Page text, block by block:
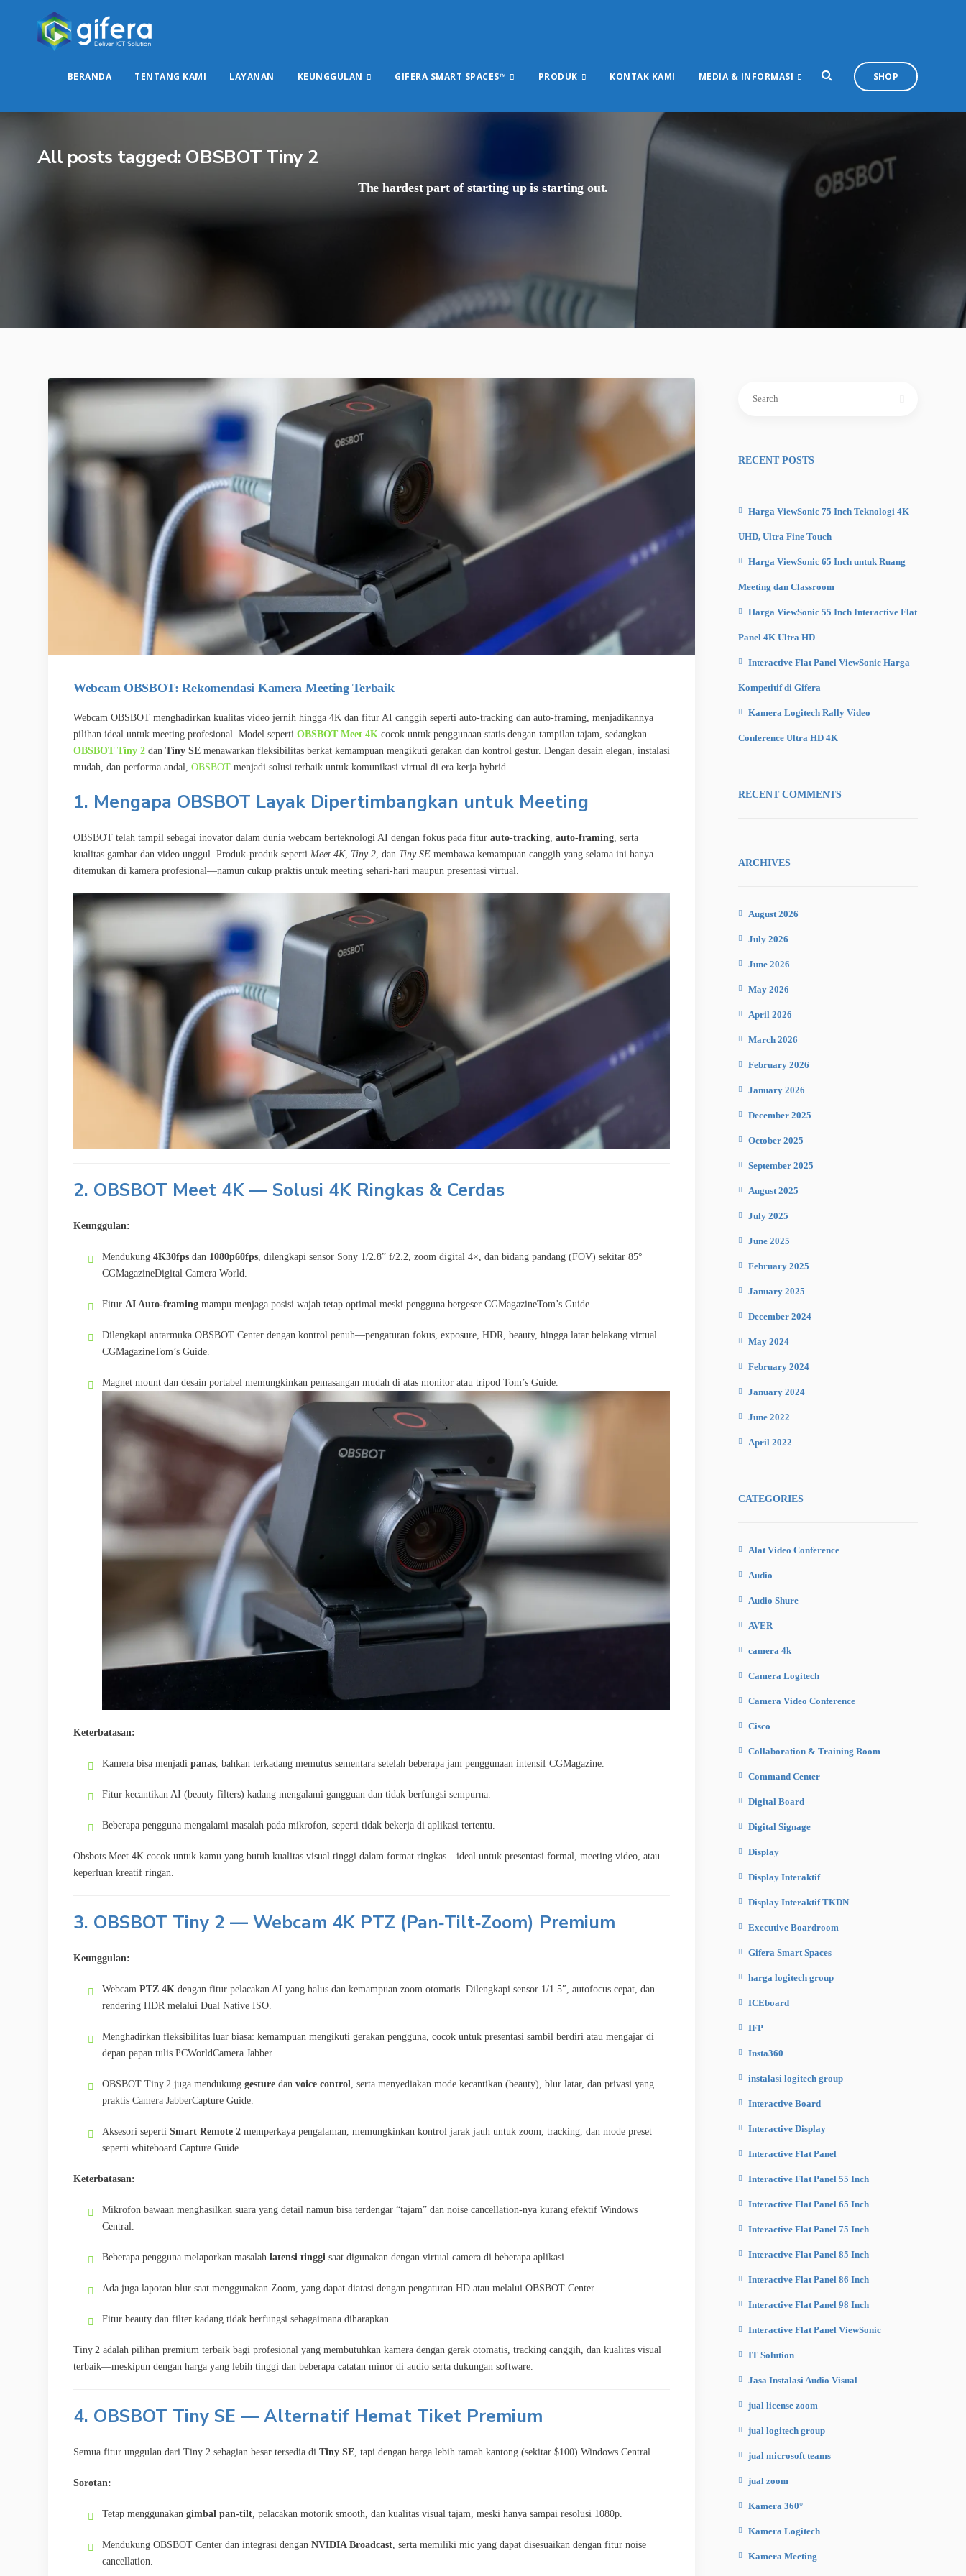
BERANDA TENTANG KAMI LAYANAN KEUNGGULAN GIFERA SMART SPACES™ PRODUK KONTAK KAMI MEDIA & INFORMASI SHOP
All posts tagged: OBSBOT Tiny 2
The hardest part of starting up is starting out.
Webcam OBSBOT: Rekomendasi Kamera Meeting Terbaik
Webcam OBSBOT menghadirkan kualitas video jernih hingga 4K dan fitur AI canggih seperti auto-tracking dan auto-framing, menjadikannya
pilihan ideal untuk meeting profesional. Model seperti OBSBOT Meet 4K cocok untuk penggunaan statis dengan tampilan tajam, sedangkan
OBSBOT Tiny 2 dan Tiny SE menawarkan fleksibilitas berkat kemampuan mengikuti gerakan dan kontrol gestur. Dengan desain elegan, instalasi
mudah, dan performa andal, OBSBOT menjadi solusi terbaik untuk komunikasi virtual di era kerja hybrid.
1. Mengapa OBSBOT Layak Dipertimbangkan untuk Meeting
OBSBOT telah tampil sebagai inovator dalam dunia webcam berteknologi AI dengan fokus pada fitur auto-tracking auto-framing , serta
kualitas gambar dan video unggul. Produk-produk seperti Meet 4K, Tiny 2 , dan Tiny SE membawa kemampuan canggih yang selama ini hanya
ditemukan di kamera profesional—namun cukup praktis untuk meeting sehari-hari maupun presentasi virtual.
2. OBSBOT Meet 4K — Solusi 4K Ringkas & Cerdas
Keunggulan:
Mendukung 4K30fps dan 1080p60fps, dilengkapi sensor Sony 1/2.8” f/2.2, zoom digital 4×, dan bidang pandang (FOV) sekitar 85°
CGMagazineDigital Camera World.
Fitur AI Auto-framing mampu menjaga posisi wajah tetap optimal meski pengguna bergeser CGMagazineTom’s Guide.
Dilengkapi antarmuka OBSBOT Center dengan kontrol penuh—pengaturan fokus, exposure, HDR, beauty, hingga latar belakang virtual
CGMagazineTom’s Guide.
Magnet mount dan desain portabel memungkinkan pemasangan mudah di atas monitor atau tripod Tom’s Guide.
Keterbatasan:
Kamera bisa menjadi panas, bahkan terkadang memutus sementara setelah beberapa jam penggunaan intensif CGMagazine.
Fitur kecantikan AI (beauty filters) kadang mengalami gangguan dan tidak berfungsi sempurna.
Beberapa pengguna mengalami masalah pada mikrofon, seperti tidak bekerja di aplikasi tertentu.
Obsbots Meet 4K cocok untuk kamu yang butuh kualitas visual tinggi dalam format ringkas—ideal untuk presentasi formal, meeting video, atau
keperluan kreatif ringan.
3. OBSBOT Tiny 2 — Webcam 4K PTZ (Pan‑Tilt‑Zoom) Premium
Keunggulan:
Webcam PTZ 4K dengan fitur pelacakan AI yang halus dan kemampuan zoom otomatis. Dilengkapi sensor 1/1.5″, autofocus cepat, dan
rendering HDR melalui Dual Native ISO.
Menghadirkan fleksibilitas luar biasa: kemampuan mengikuti gerakan pengguna, cocok untuk presentasi sambil berdiri atau mengajar di
depan papan tulis PCWorldCamera Jabber.
OBSBOT Tiny 2 juga mendukung gesture dan voice control, serta menyediakan mode kecantikan (beauty), blur latar, dan privasi yang
praktis Camera JabberCapture Guide.
Aksesori seperti Smart Remote 2 memperkaya pengalaman, memungkinkan kontrol jarak jauh untuk zoom, tracking, dan mode preset
seperti whiteboard Capture Guide.
Keterbatasan:
Mikrofon bawaan menghasilkan suara yang detail namun bisa terdengar “tajam” dan noise cancellation-nya kurang efektif Windows
Central.
Beberapa pengguna melaporkan masalah latensi tinggi saat digunakan dengan virtual camera di beberapa aplikasi.
Ada juga laporan blur saat menggunakan Zoom, yang dapat diatasi dengan pengaturan HD atau melalui OBSBOT Center .
Fitur beauty dan filter kadang tidak berfungsi sebagaimana diharapkan.
Tiny 2 adalah pilihan premium terbaik bagi profesional yang membutuhkan kamera dengan gerak otomatis, tracking canggih, dan kualitas visual
terbaik—meskipun dengan harga yang lebih tinggi dan beberapa catatan minor di audio serta dukungan software.
4. OBSBOT Tiny SE — Alternatif Hemat Tiket Premium
Semua fitur unggulan dari Tiny 2 sebagian besar tersedia di Tiny SE, tapi dengan harga lebih ramah kantong (sekitar $100) Windows Central.
Sorotan:
Tetap menggunakan gimbal pan‑tilt, pelacakan motorik smooth, dan kualitas visual tajam, meski hanya sampai resolusi 1080p.
Mendukung OBSBOT Center dan integrasi dengan NVIDIA Broadcast, serta memiliki mic yang dapat disesuaikan dengan fitur noise
cancellation.
RECENT POSTS
Harga ViewSonic 75 Inch Teknologi 4K
UHD, Ultra Fine Touch
Harga ViewSonic 65 Inch untuk Ruang
Meeting dan Classroom
Harga ViewSonic 55 Inch Interactive Flat
Panel 4K Ultra HD
Interactive Flat Panel ViewSonic Harga
Kompetitif di Gifera
Kamera Logitech Rally Video
Conference Ultra HD 4K
RECENT COMMENTS
ARCHIVES
August 2026
July 2026
June 2026
May 2026
April 2026
March 2026
February 2026
January 2026
December 2025
October 2025
September 2025
August 2025
July 2025
June 2025
February 2025
January 2025
December 2024
May 2024
February 2024
January 2024
June 2022
April 2022
CATEGORIES
Alat Video Conference
Audio
Audio Shure
AVER
camera 4k
Camera Logitech
Camera Video Conference
Cisco
Collaboration & Training Room
Command Center
Digital Board
Digital Signage
Display
Display Interaktif
Display Interaktif TKDN
Executive Boardroom
Gifera Smart Spaces
harga logitech group
ICEboard
IFP
Insta360
instalasi logitech group
Interactive Board
Interactive Display
Interactive Flat Panel
Interactive Flat Panel 55 Inch
Interactive Flat Panel 65 Inch
Interactive Flat Panel 75 Inch
Interactive Flat Panel 85 Inch
Interactive Flat Panel 86 Inch
Interactive Flat Panel 98 Inch
Interactive Flat Panel ViewSonic
IT Solution
Jasa Instalasi Audio Visual
jual license zoom
jual logitech group
jual microsoft teams
jual zoom
Kamera 360°
Kamera Logitech
Kamera Meeting